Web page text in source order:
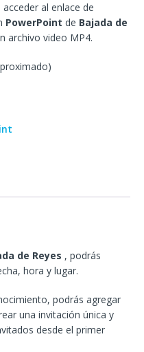
al enlace de
PowerPoint de Bajada de
archivo video MP4.
de Reyes , podrás
hora y lugar.
podrás agregar
una invitación única y
desde el primer